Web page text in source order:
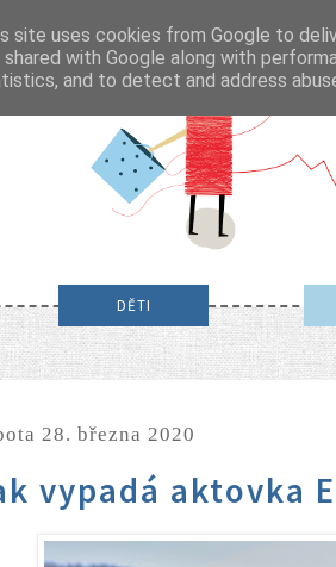
DĚTI
28. března 2020
vypadá aktovka
site uses cookies from Google to
shared with Google along with
and to detect and address